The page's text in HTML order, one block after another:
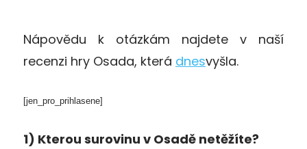
Nápovědu k otázkám najdete v naší
recenzi hry Osada, která dnesvyšla.
[jen_pro_prihlasene]
1) Kterou surovinu v Osadě netěžíte?